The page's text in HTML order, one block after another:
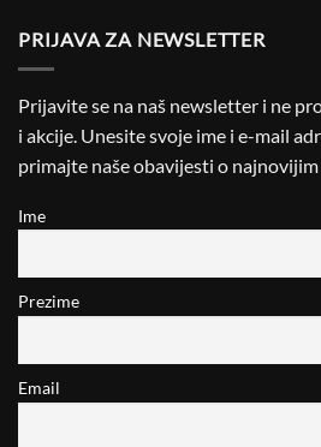
PRIJAVA ZA NEWSLETTER
Prijavite se na naš newsletter i ne
i akcije. Unesite svoje ime i e-mail
primajte naše obavijesti o
Ime
Prezime
Email